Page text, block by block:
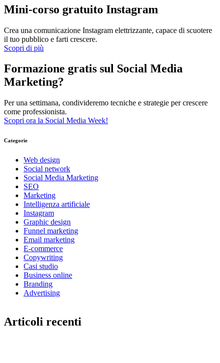
Mini-corso gratuito Instagram
Crea una comunicazione Instagram elettrizzante, capace di scuotere
il tuo pubblico e farti crescere.
Scopri di più
Formazione gratis sul Social Media
Marketing?
Per una settimana, condivideremo tecniche e strategie per crescere
come professionista.
Scopri ora la Social Media Week!
Categorie
Web design
Social network
Social Media Marketing
SEO
Marketing
Intelligenza artificiale
Instagram
Graphic design
Funnel marketing
Email marketing
E-commerce
Copywriting
Casi studio
Business online
Branding
Advertising
Articoli recenti